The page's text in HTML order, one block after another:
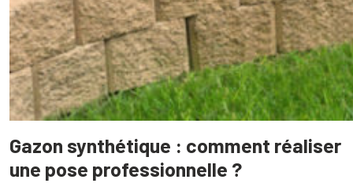
Gazon synthétique : comment réaliser
une pose professionnelle ?